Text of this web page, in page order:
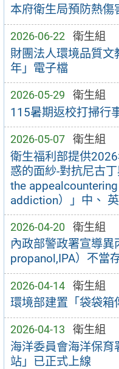
本府衛生局預防熱
2026-06-22 衛生組
財團法人環境品質
年」電子檔
2026-05-29 衛生組
115暑期返校打掃行
2026-05-07 衛生組
衛生福利部提供
惑的面紗-對抗尼古
the
addiction）」中、
2026-04-20 衛生組
內政部警政署宣導
propanol,IPA）不當
2026-04-14 衛生組
環境部建置「袋袋箱
2026-04-13 衛生組
海洋委員會海洋保育
站」已正式上線